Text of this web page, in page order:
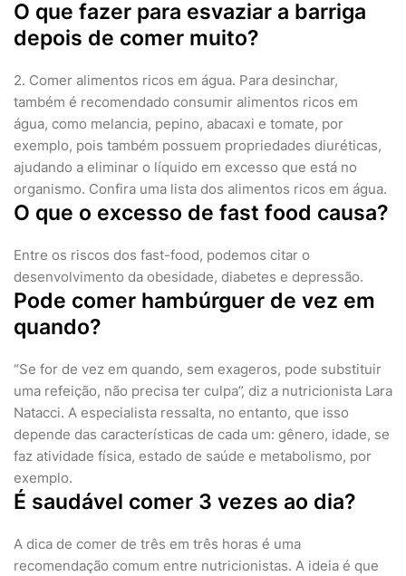
O que fazer para esvaziar a barriga
depois de comer muito?
2. Comer alimentos ricos em água. Para desinchar,
também é recomendado consumir alimentos ricos em
água, como melancia, pepino, abacaxi e tomate, por
exemplo, pois também possuem propriedades diuréticas,
ajudando a eliminar o líquido em excesso que está no
organismo. Confira uma lista dos alimentos ricos em água.
O que o excesso de fast food causa?
Entre os riscos dos fast-food, podemos citar o
desenvolvimento da obesidade, diabetes e depressão.
Pode comer hambúrguer de vez em
quando?
“Se for de vez em quando, sem exageros, pode substituir
uma refeição, não precisa ter culpa”, diz a nutricionista Lara
Natacci. A especialista ressalta, no entanto, que isso
depende das características de cada um: gênero, idade, se
faz atividade física, estado de saúde e metabolismo, por
exemplo.
É saudável comer 3 vezes ao dia?
A dica de comer de três em três horas é uma
recomendação comum entre nutricionistas. A ideia é que